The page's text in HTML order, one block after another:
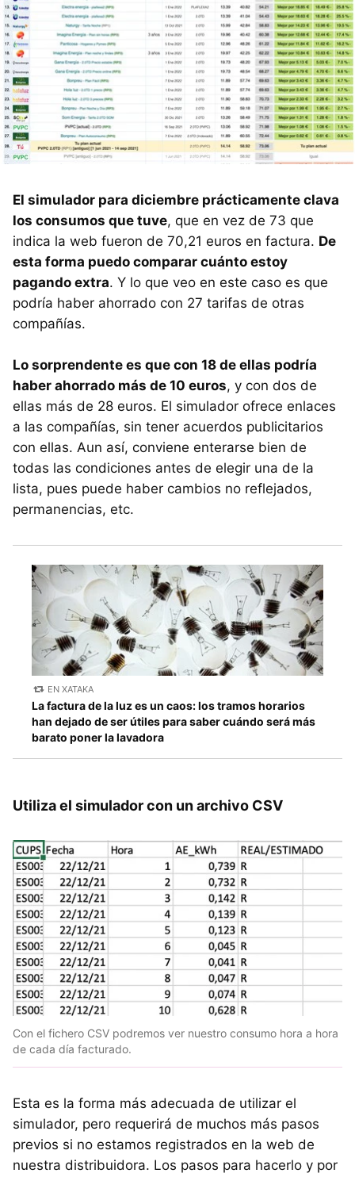
El simulador para diciembre prácticamente clava
los consumos que tuve, que en vez de 73 que
indica la web fueron de 70,21 euros en factura. De
esta forma puedo comparar cuánto estoy
pagando extra. Y lo que veo en este caso es que
podría haber ahorrado con 27 tarifas de otras
compañías.
Lo sorprendente es que con 18 de ellas podría
haber ahorrado más de 10 euros, y con dos de
ellas más de 28 euros. El simulador ofrece enlaces
a las compañías, sin tener acuerdos publicitarios
con ellas. Aun así, conviene enterarse bien de
todas las condiciones antes de elegir una de la
lista, pues puede haber cambios no reflejados,
permanencias, etc.
EN XATAKA
La factura de la luz es un caos: los tramos horarios
han dejado de ser útiles para saber cuándo será más
barato poner la lavadora
Utiliza el simulador con un archivo CSV
Con el fichero CSV podremos ver nuestro consumo hora a hora
de cada día facturado.
Esta es la forma más adecuada de utilizar el
simulador, pero requerirá de muchos más pasos
previos si no estamos registrados en la web de
nuestra distribuidora. Los pasos para hacerlo y por